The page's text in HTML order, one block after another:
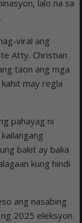
lalo na sa
viral ang
Atty. Christian
taon ang mga
may regla
pahayag ni
bakit ay baka
kung hindi
ang nasabing
2025 eleksyon